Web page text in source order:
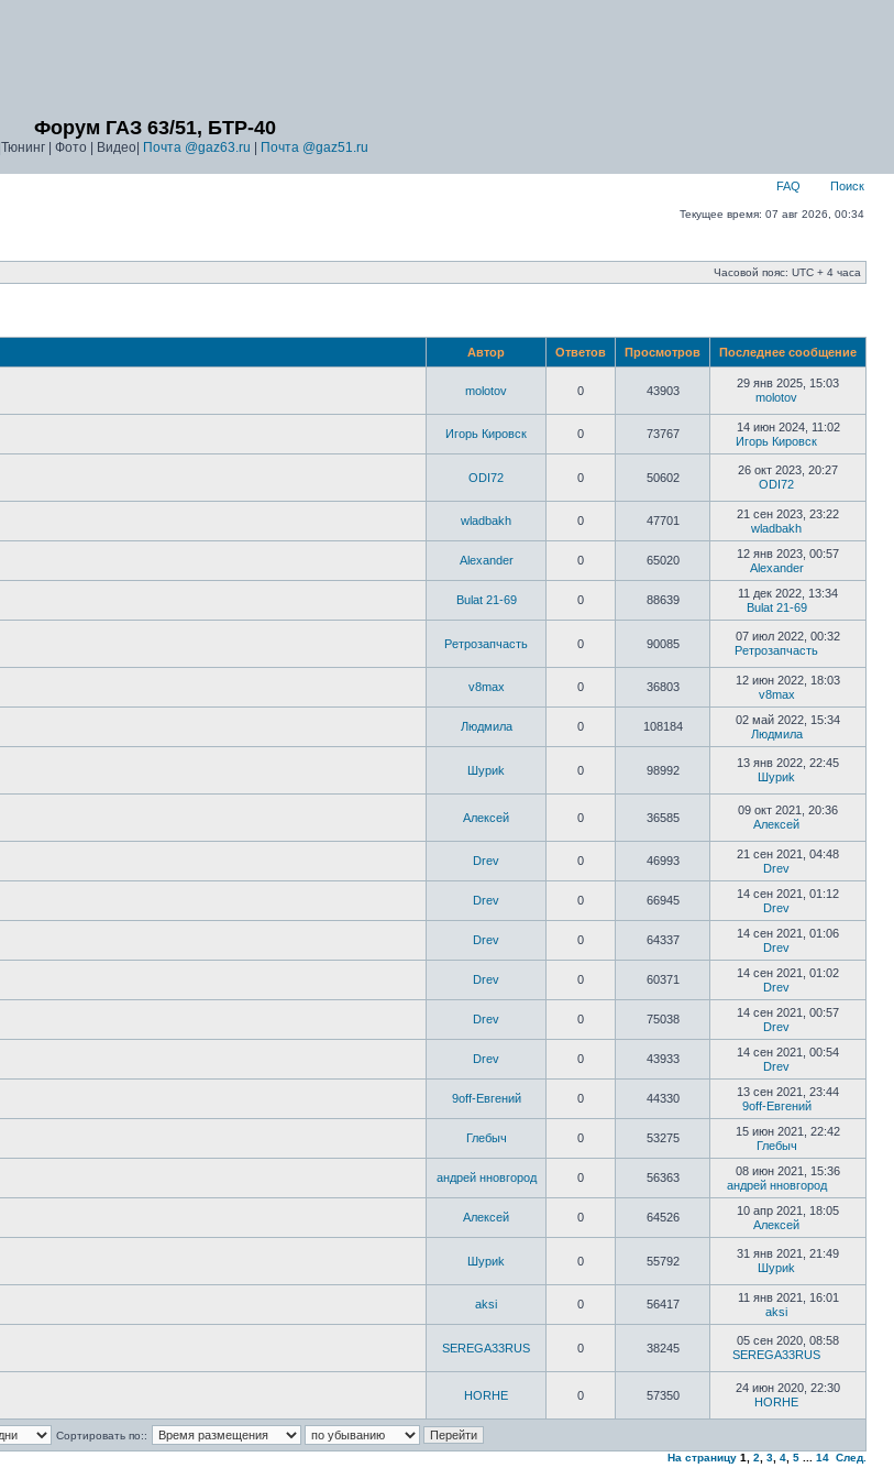
Форум ГАЗ 63/51, БТР-40
|Тюнинг | Фото | Видео| Почта @gaz63.ru Почта @gaz51.ru
FAQ Поиск
Текущее время: 07 авг 2026, 00:34
Часовой пояс: UTC + 4 часа
Автор Ответов Просмотров Последнее сообщение
molotov 0 43903
29 янв 2025, 15:03
molotov
Игорь Кировск 0 73767
14 июн 2024, 11:02
Игорь Кировск
ODI72 0 50602
26 окт 2023, 20:27
ODI72
wladbakh 0 47701
21 сен 2023, 23:22
wladbakh
Alexander 0 65020
12 янв 2023, 00:57
Alexander
Bulat 21-69 0 88639
11 дек 2022, 13:34
Bulat 21-69
Ретрозапчасть 0 90085
07 июл 2022, 00:32
Ретрозапчасть
v8max 0 36803
12 июн 2022, 18:03
v8max
Людмила 0 108184
02 май 2022, 15:34
Людмила
Шyриk 0 98992
13 янв 2022, 22:45
Шyриk
Алексей 0 36585
09 окт 2021, 20:36
Алексей
Drev 0 46993
21 сен 2021, 04:48
Drev
Drev 0 66945
14 сен 2021, 01:12
Drev
Drev 0 64337
14 сен 2021, 01:06
Drev
Drev 0 60371
14 сен 2021, 01:02
Drev
Drev 0 75038
14 сен 2021, 00:57
Drev
Drev 0 43933
14 сен 2021, 00:54
Drev
9off-Евгений 0 44330
13 сен 2021, 23:44
9off-Евгений
Глебыч 0 53275
15 июн 2021, 22:42
Глебыч
андрей нновгород 0 56363
08 июн 2021, 15:36
андрей нновгород
Алексей 0 64526
10 апр 2021, 18:05
Алексей
Шyриk 0 55792
31 янв 2021, 21:49
Шyриk
aksi 0 56417
11 янв 2021, 16:01
aksi
SEREGA33RUS 0 38245
05 сен 2020, 08:58
SEREGA33RUS
HORHE 0 57350
24 июн 2020, 22:30
HORHE
Сортировать по::
На страницу 1 2 3 4 5 14 След.